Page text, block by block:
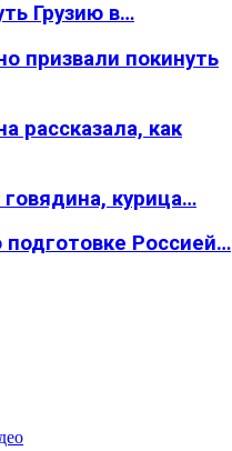
Грузию в…
призвали покинуть
рассказала, как
курица…
Россией…